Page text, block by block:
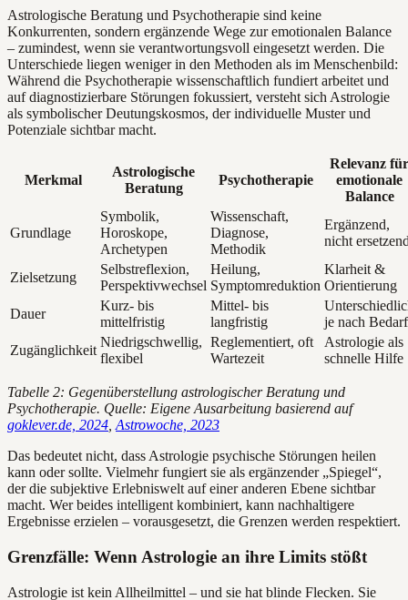
Astrologische Beratung und Psychotherapie sind keine
Konkurrenten, sondern ergänzende Wege zur emotionalen Balance
– zumindest, wenn sie verantwortungsvoll eingesetzt werden. Die
Unterschiede liegen weniger in den Methoden als im Menschenbild:
Während die Psychotherapie wissenschaftlich fundiert arbeitet und
auf diagnostizierbare Störungen fokussiert, versteht sich Astrologie
als symbolischer Deutungskosmos, der individuelle Muster und
Potenziale sichtbar macht.
Merkmal
Astrologische
Beratung
Psychotherapie
Relevanz für
emotionale
Balance
Grundlage
Symbolik,
Horoskope,
Archetypen
Wissenschaft,
Diagnose,
Methodik
Ergänzend,
nicht
Zielsetzung
Selbstreflexion,
Perspektivwechsel
Heilung,
Symptomreduktion
Klarheit &
Orientierung
Dauer
Kurz- bis
mittelfristig
Mittel- bis
langfristig
je nach Bedarf
Zugänglichkeit
Niedrigschwellig,
flexibel
Reglementiert, oft
Wartezeit
Astrologie als
schnelle Hilfe
Tabelle 2: Gegenüberstellung astrologischer Beratung und
Psychotherapie. Quelle: Eigene Ausarbeitung basierend auf
goklever.de, 2024 Astrowoche, 2023
Das bedeutet nicht, dass Astrologie psychische Störungen heilen
kann oder sollte. Vielmehr fungiert sie als ergänzender „Spiegel“,
der die subjektive Erlebniswelt auf einer anderen Ebene sichtbar
macht. Wer beides intelligent kombiniert, kann nachhaltigere
Ergebnisse erzielen – vorausgesetzt, die Grenzen werden respektiert.
Grenzfälle: Wenn Astrologie an ihre Limits stößt
Astrologie ist kein Allheilmittel – und sie hat blinde Flecken. Sie